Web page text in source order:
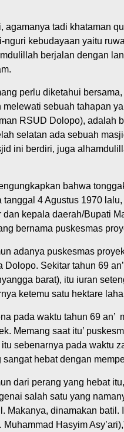
agamanya tadi khataman
nguri kebudayaan yaitu
berjalan dengan
perlu diketahui
melewati sebuah tahapan
RSUD Dolopo), adalah
selatan ada sebuah
ini berdiri, juga
bahwa
tanggal 4 Agustus 1970
dan kepala daerah/Bupati
bernama puskesmas
adanya puskesmas
Dolopo. Sekitar tahun 69
barat), itu iuran
ketemu satu hektare
pada waktu tahun 69 an’
Memang saat itu’
itu sebenarnya pada waktu
sangat hebat dengan
dari perang yang hebat
salah satu yang
Makanya, dinamakan
Muhammad Hasyim